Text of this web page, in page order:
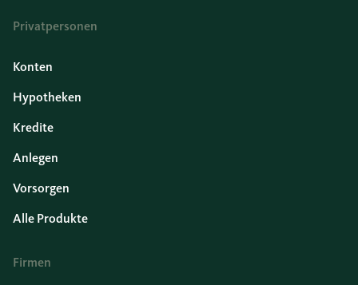
Privatpersonen
Konten
Hypotheken
Kredite
Anlegen
Vorsorgen
Alle Produkte
Firmen